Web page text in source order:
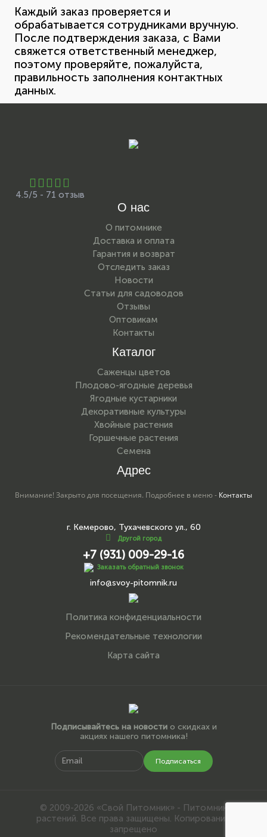
Каждый заказ проверяется и
обрабатывается сотрудниками вручную.
После подтверждения заказа, с Вами
свяжется ответственный менеджер,
поэтому проверяйте, пожалуйста,
правильность заполнения контактных
данных.
4.5/5 - 71 отзыв
О нас
О питомнике
Доставка и оплата
Гарантия и возврат
Отследить заказ
Новости
Статьи для садоводов
Отзывы
Оптовикам
Контакты
Каталог
Саженцы цветов
Плодово-ягодные деревья
Ягодные кустарники
Декоративные культуры
Хвойные растения
Горшечные растения
Семена
Адрес
Внимание! Закрыто для посещения. Подробнее в меню - Контакты
г. Кемерово, Тухачевского ул., 60
Другой город
+7 (931) 009-29-16
Заказать обратный звонок
info@svoy-pitomnik.ru
Политика конфиденциальности
Рекомендательные технологии
Карта сайта
Подписывайтесь на новостио скидках и
акциях нашего питомника!
Подписаться
© 2009-2026 «Свой Питомник» - Питомник
растений. Все права защищены. Копирование
запрещено